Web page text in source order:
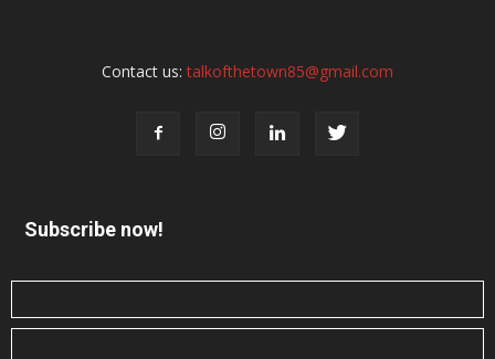
Contact us:talkofthetown85@gmail.com
Subscribe now!